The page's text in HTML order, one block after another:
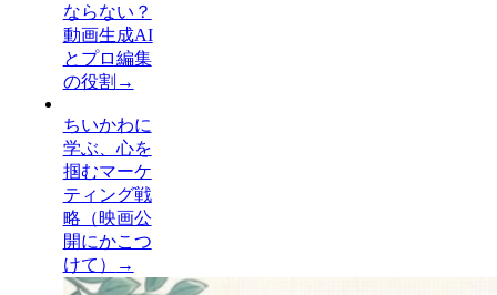
ならない？
動画生成AI
とプロ編集
の役割 →
ちいかわに
学ぶ、心を
掴むマーケ
ティング戦
略（映画公
開にかこつ
けて）
→